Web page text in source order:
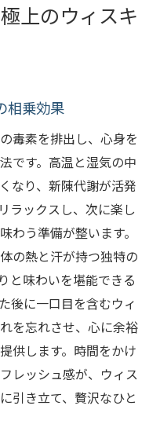
上のウィスキ
相乗効果
毒素を排出し、心身を
です。高温と湿気の中
なり、新陳代謝が活発
ラックスし、次に楽し
わう準備が整います。
の熱と汗が持つ独特の
と味わいを堪能できる
後に一口目を含むウィ
を忘れさせ、心に余裕
供します。時間をかけ
レッシュ感が、ウィス
引き立て、贅沢なひと